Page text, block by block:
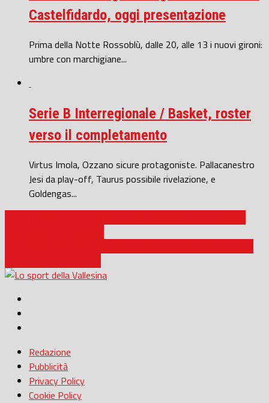
Castelfidardo, oggi presentazione
Prima della Notte Rossoblù, dalle 20, alle 13 i nuovi gironi:
umbre con marchigiane...
Serie B Interregionale / Basket, roster
verso il completamento
Virtus Imola, Ozzano sicure protagoniste. Pallacanestro
Jesi da play-off, Taurus possibile rivelazione, e
Goldengas...
Redazione
Pubblicità
Privacy Policy
Cookie Policy